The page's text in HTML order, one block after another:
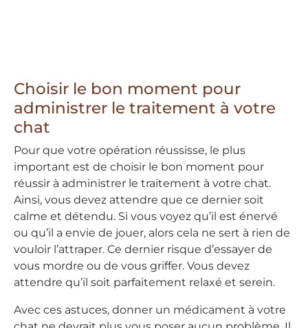
Choisir le bon moment pour
administrer le traitement à votre
chat
Pour que votre opération réussisse, le plus
important est de choisir le bon moment pour
réussir à administrer le traitement à votre chat.
Ainsi, vous devez attendre que ce dernier soit
calme et détendu. Si vous voyez qu’il est énervé
ou qu’il a envie de jouer, alors cela ne sert à rien de
vouloir l’attraper. Ce dernier risque d’essayer de
vous mordre ou de vous griffer. Vous devez
attendre qu’il soit parfaitement relaxé et serein.
Avec ces astuces, donner un médicament à votre